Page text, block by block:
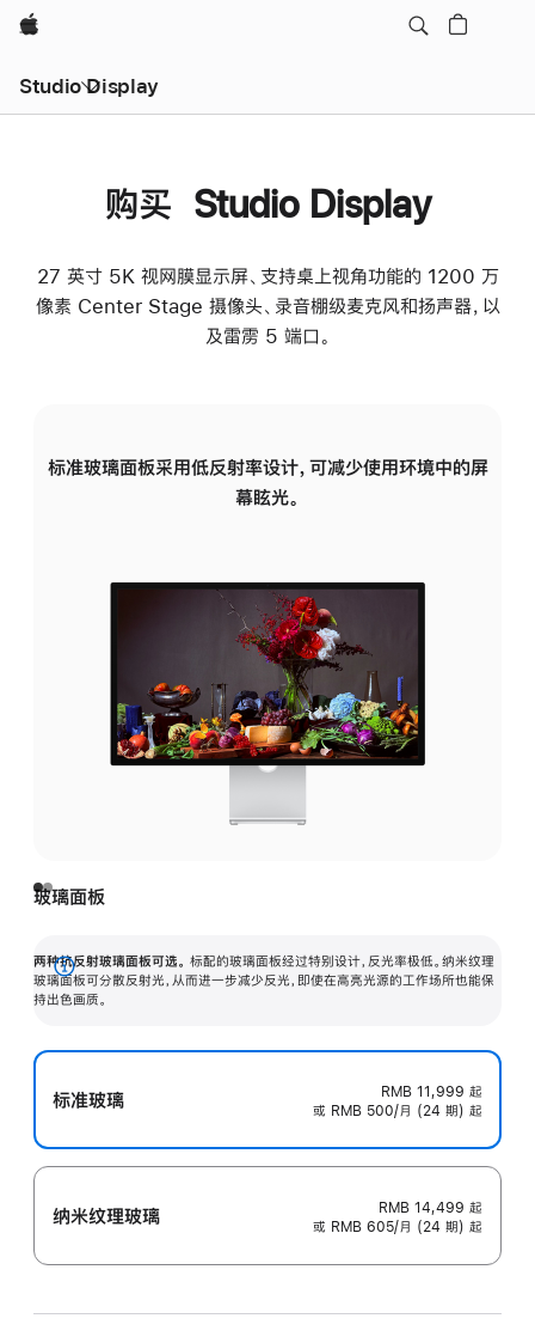
Apple
Studio Display
购买 Studio Display
27 英寸 5K 视网膜显示屏、支持桌上视角功能的 1200 万
像素 Center Stage 摄像头、录音棚级麦克风和扬声器，以
及雷雳 5 端口。
标准玻璃面板采用低反射率设计，可减少使用环境中的屏
幕眩光。
玻璃面板
两种抗反射玻璃面板可选。 标配的玻璃面板经过特别设计，反光率极低。纳米纹理
玻璃面板可分散反射光，从而进一步减少反光，即使在高亮光源的工作场所也能保
持出色画质。
展
开
标准玻璃 RMB 11,999 起
或 RMB 500/月 (24 期) 起
纳米纹理玻璃 RMB 14,499 起
或 RMB 605/月 (24 期) 起